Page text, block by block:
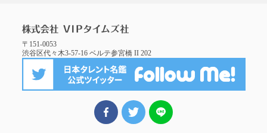
〒151-0053
渋谷区代々木3-57-16 ベルテ参宮橋 II 202
FBでシェアツイート